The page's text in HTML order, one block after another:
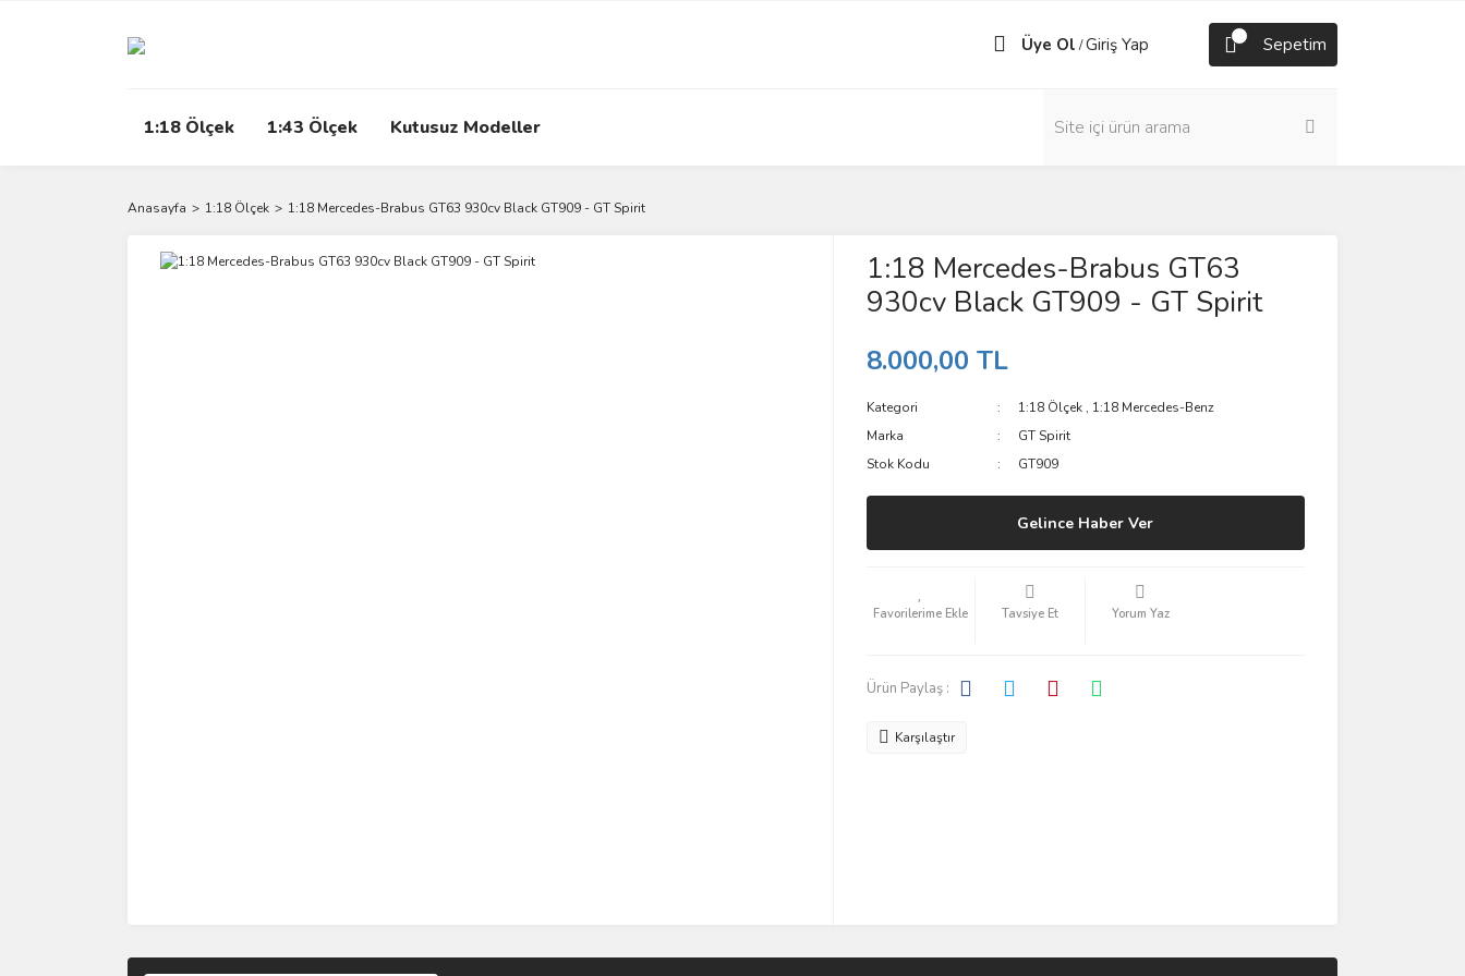
Üye Ol /Giriş Yap Sepetim
1:18 Ölçek 1:43 Ölçek Kutusuz Modeller
Anasayfa 1:18 Ölçek 1:18 Mercedes-Brabus GT63 930cv Black GT909 - GT Spirit
1:18 Mercedes-Brabus GT63
930cv Black GT909 - GT Spirit
8.000,00 TL
Kategori 1:18 Ölçek , 1:18 Mercedes-Benz
Marka
GT Spirit
Stok Kodu
GT909
Gelince Haber Ver
Tavsiye Et Yorum Yaz
Ürün Paylaş :
Karşılaştır